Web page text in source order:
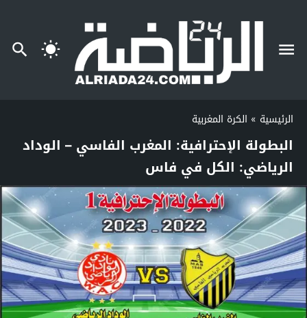
الرئيسية » الكرة المغربية
البطولة الإحترافية: المغرب الفاسي – الوداد
الرياضي: الكل في فاس